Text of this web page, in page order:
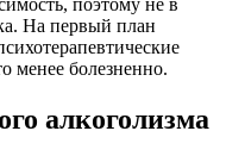
На первый план
менее болезненно.
алкоголизма